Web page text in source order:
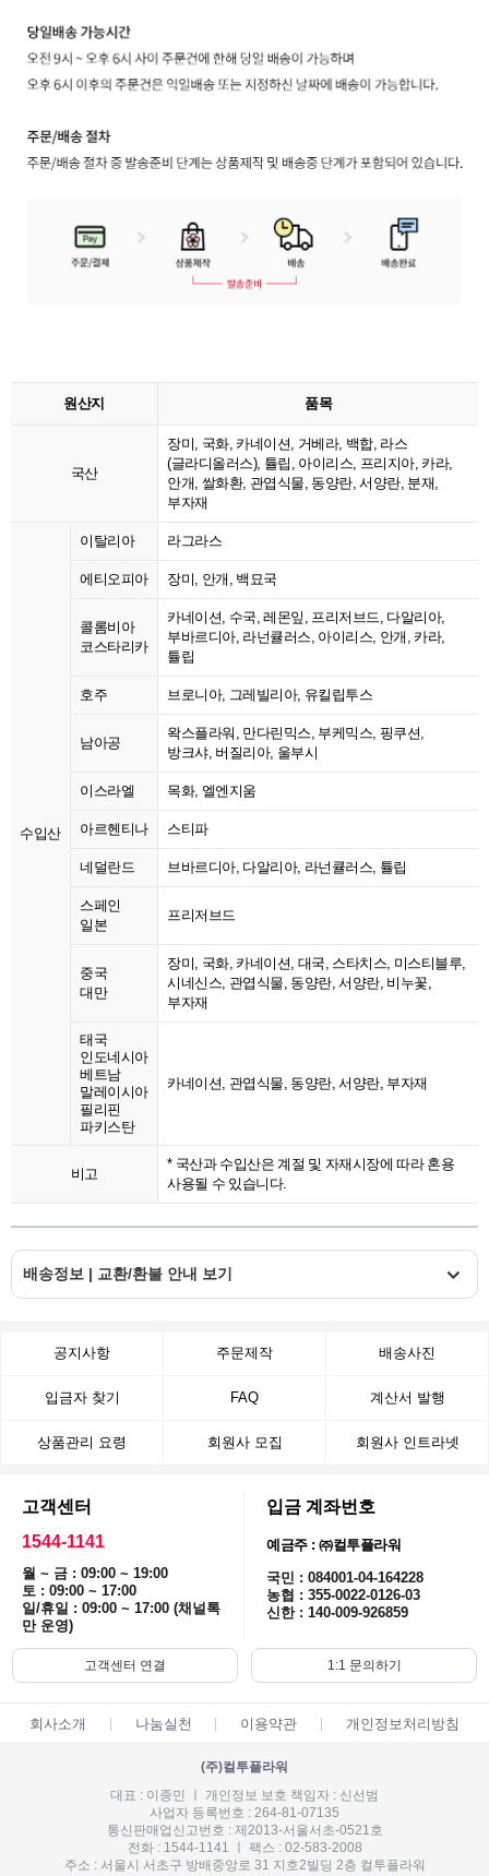
원산지 품목
국산
장미, 국화, 카네이션, 거베라, 백합, 라스
(글라디올러스), 튤립, 아이리스, 프리지아, 카라,
안개, 쌀화환, 관엽식물, 동양란, 서양란, 분재,
부자재
수입산
이탈리아 라그라스
에티오피아 장미, 안개, 백묘국
콜롬비아
코스타리카
카네이션, 수국, 레몬잎, 프리저브드, 다알리아,
부바르디아, 라넌큘러스, 아이리스, 안개, 카라,
튤립
호주 브로니아, 그레빌리아, 유킬립투스
남아공
왁스플라워, 만다린믹스, 부케믹스, 핑쿠션,
방크샤, 버질리아, 울부시
이스라엘 목화, 엘엔지움
아르헨티나 스티파
네덜란드 브바르디아, 다알리아, 라넌큘러스, 튤립
스페인
일본
프리저브드
중국
대만
장미, 국화, 카네이션, 대국, 스타치스, 미스티블루,
시네신스, 관엽식물, 동양란, 서양란, 비누꽃,
부자재
태국
인도네시아
베트남
말레이시아
필리핀
파키스탄
카네이션, 관엽식물, 동양란, 서양란, 부자재
비고
* 국산과 수입산은 계절 및 자재시장에 따라 혼용
사용될 수 있습니다.
배송정보 | 교환/환불 안내 보기
공지사항 주문제작 배송사진
입금자 찾기 FAQ 계산서 발행
상품관리 요령 회원사 모집 회원사 인트라넷
고객센터
1544-1141
월 ~ 금 : 09:00 ~ 19:00
토 : 09:00 ~ 17:00
일/휴일 : 09:00 ~ 17:00 (채널톡
만 운영)
입금 계좌번호
예금주 : ㈜컬투플라워
국민 : 084001-04-164228
농협 : 355-0022-0126-03
신한 : 140-009-926859
고객센터 연결 1:1 문의하기
회사소개 나눔실천 이용약관 개인정보처리방침
(주)컬투플라워
대표 : 이종민 ㅣ 개인정보 보호 책임자 : 신선범
사업자 등록번호 : 264-81-07135
통신판매업신고번호 : 제2013-서울서초-0521호
전화 : 1544-1141 ㅣ 팩스 : 02-583-2008
주소 : 서울시 서초구 방배중앙로 31 지호2빌딩 2층 컬투플라워